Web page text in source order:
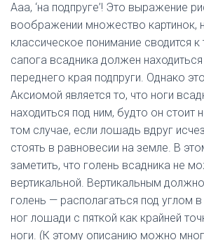
Ааа, ‘на подпруге’! Это выражение
воображении множество картинок,
классическое понимание сводится
сапога всадника должен
переднего края подпруги. Однако
Аксиомой является то, что ноги
находиться под ним, будто он стоит
том случае, если лошадь вдруг
стоять в равновесии на земле. В
заметить, что голень всадника не
вертикальной. Вертикальным
голень — располагаться под углом
ног лошади с пяткой как крайней
ноги. (К этому описанию можно